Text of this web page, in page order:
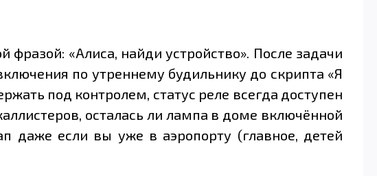
«Алиса, найди устройство». После задачи
по утреннему будильнику до скрипта «Я
под контролем, статус реле всегда доступен
осталась ли лампа в доме включённой
даже если вы уже в аэропорту (главное, детей